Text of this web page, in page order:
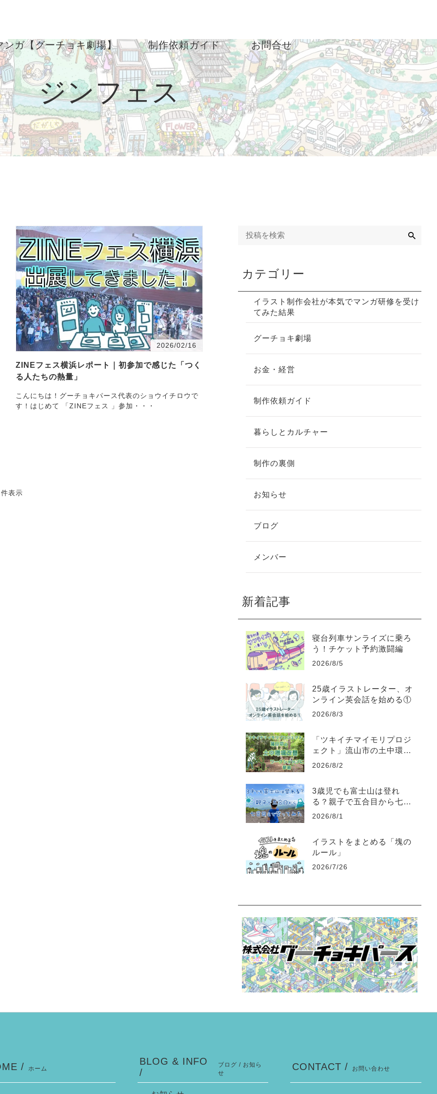
ンガ【グーチョキ劇場】 制作依頼ガイド お問合せ
ジンフェス
2026/02/16
ZINEフェス横浜レポート｜初参加で感じた「つく
る人たちの熱量」
こんにちは！グーチョキパース代表のショウイチロウで
す！はじめて 「ZINEフェス 」参加・・・
表示
カテゴリー
イラスト制作会社が本気でマンガ研修を受け
てみた結果
グーチョキ劇場
お金・経営
制作依頼ガイド
暮らしとカルチャー
制作の裏側
お知らせ
ブログ
メンバー
新着記事
寝台列車サンライズに乗ろ
う！チケット予約激闘編
2026/8/5
25歳イラストレーター、オ
ンライン英会話を始める①
2026/8/3
「ツキイチマイモリプロジ
ェクト」流山市の土中環境
改善ワークショップに参加
2026/8/2
3歳児でも富士山は登れ
る？親子で五合目から七合
目まで登ってみた
2026/8/1
イラストをまとめる「塊の
ルール」
2026/7/26
/ ホーム
BLOG & INFO
/
ブログ / お知ら
せ
CONTACT / お問い合わせ